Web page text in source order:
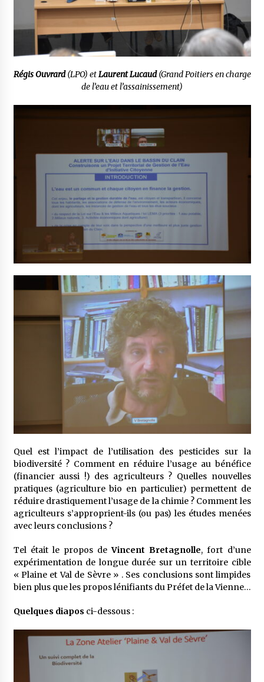
Régis Ouvrard(LPO) etLaurent Lucaud(Grand Poitiers en charge
de l’eau et l’assainissement)
Quel est l’impact de l’utilisation des pesticides sur la
biodiversité ? Comment en réduire l’usage au bénéfice
(financier aussi !) des agriculteurs ? Quelles nouvelles
pratiques (agriculture bio en particulier) permettent de
réduire drastiquement l’usage de la chimie ? Comment les
agriculteurs s’approprient-ils (ou pas) les études menées
avec leurs conclusions ?
Tel était le propos deVincent Bretagnolle, fort d’une
expérimentation de longue durée sur un territoire cible
« Plaine et Val de Sèvre » . Ses conclusions sont limpides
bien plus que les propos lénifiants du Préfet de la Vienne…
Quelques diapos ci-dessous :